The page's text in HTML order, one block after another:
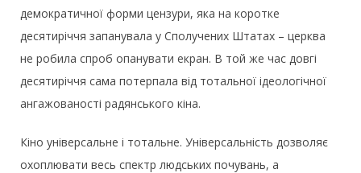
демократичної форми цензури, яка на коротке
десятиріччя запанувала у Сполучених Штатах – церква
не робила спроб опанувати екран. В той же час довгі
десятиріччя сама потерпала від тотальної ідеологічної
ангажованості радянського кіна.
Кіно універсальне і тотальне. Універсальність дозволяє
охоплювати весь спектр людських почувань, а